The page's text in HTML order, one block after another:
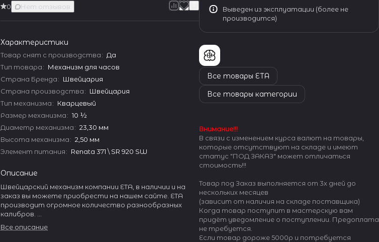
0 Нет отзывов
Характеристики
Товар снят с производства: Да
Тип товара: Механизм для часов
Страна Бренда: Швейцария
Страна производства: Швейцария
Тип механизма: Кварцевый
Размер механизма: 10 ½
Диаметр механизма: 23,30 мм
Высота механизма: 2,50 мм
Элемент питания: Renata 371 \ SR 920 SW
Описание
Швейцарский механизм компании ETA, в наличии и на
заказ вы можете приобрести на нашем сайте. ETA
производит огромное количество разнообразных
калибров.
Она занимает более 50% в производстве механизмов
Все описание
Выведен из эксплуатации (более не
производится)
Все товары ETA
Все товары категории
Внимание!!!
В связи с изменением курса валют на товары,
которые отсутствуют на складе и имеют
статус "ПОД ЗАКАЗ" может отличаться
стоимость!!!
Товар под Заказ выполняется от 3х дней до
нескольких месяцев
(зависит от наличия на складе поставщика)
Когда товар поступит в мастерскую вам
придёт уведомление о поступлении. Предоплата
не требуется.
Если товар дороже 5000р и потребуется